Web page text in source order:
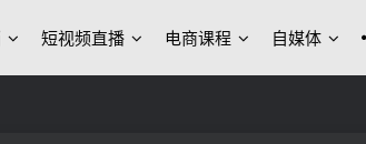
短视频直播 电商课程 自媒体